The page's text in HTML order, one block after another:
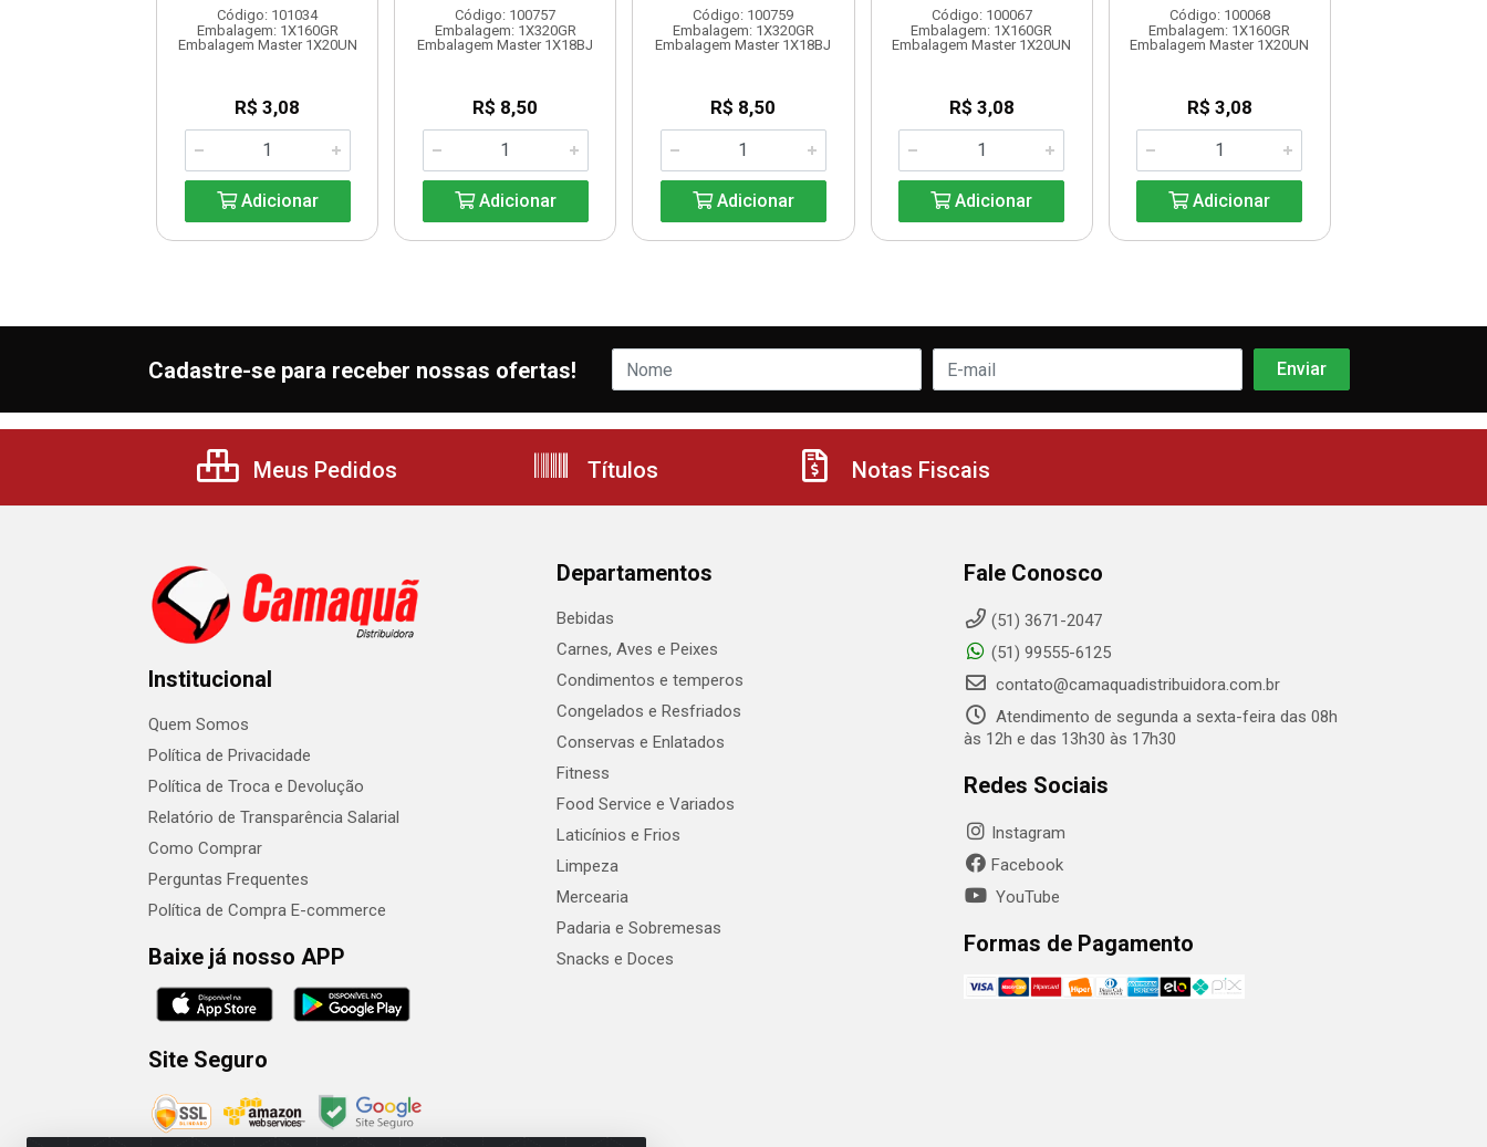
Código: 101034
Embalagem: 1X160GR
Embalagem Master 1X20UN
R$ 3,08
Adicionar
Código: 100757
Embalagem: 1X320GR
Embalagem Master 1X18BJ
R$ 8,50
Adicionar
Código: 100759
Embalagem: 1X320GR
Embalagem Master 1X18BJ
R$ 8,50
Adicionar
Código: 100067
Embalagem: 1X160GR
Embalagem Master 1X20UN
R$ 3,08
Adicionar
Código: 100068
Embalagem: 1X160GR
Embalagem Master 1X20UN
R$ 3,08
Adicionar
Cadastre-se para receber nossas ofertas!
Meus Pedidos Títulos Notas Fiscais
Institucional
Quem Somos
Política de Privacidade
Política de Troca e Devolução
Relatório de Transparência Salarial
Como Comprar
Perguntas Frequentes
Política de Compra E-commerce
Baixe já nosso APP
Site Seguro
Departamentos
Bebidas
Carnes, Aves e Peixes
Condimentos e temperos
Congelados e Resfriados
Conservas e Enlatados
Fitness
Food Service e Variados
Laticínios e Frios
Limpeza
Mercearia
Padaria e Sobremesas
Snacks e Doces
Fale Conosco
(51) 3671-2047
(51) 99555-6125
contato@camaquadistribuidora.com.br
Atendimento de segunda a sexta-feira das 08h
às 12h e das 13h30 às 17h30
Redes Sociais
Instagram
Facebook
YouTube
Formas de Pagamento